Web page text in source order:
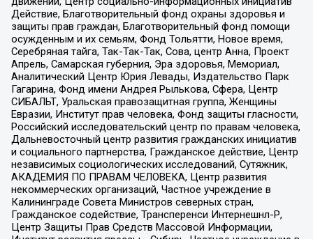
Действие, Благотворительный фонд охраны здоровья и
защиты прав граждан, Благотворительный фонд помощи
осужденным и их семьям, Фонд Тольятти, Новое время,
Серебряная тайга, Так-Так-Так, Сова, центр Анна, Проект
Апрель, Самарская губерния, Эра здоровья, Мемориал,
Аналитический Центр Юрия Левады, Издательство Парк
Гагарина, Фонд имени Андрея Рылькова, Сфера, Центр
СИБАЛЬТ, Уральская правозащитная группа, Женщины
Евразии, Институт прав человека, Фонд защиты гласности,
Российский исследовательский центр по правам человека,
Дальневосточный центр развития гражданских инициатив
и социального партнерства, Гражданское действие, Центр
независимых социологических исследований, Сутяжник,
АКАДЕМИЯ ПО ПРАВАМ ЧЕЛОВЕКА, Центр развития
некоммерческих организаций, Частное учреждение в
Калининграде Совета Министров северных стран,
Гражданское содействие, Трансперенси Интернешнл-Р,
Центр Защиты Прав Средств Массовой Информации,